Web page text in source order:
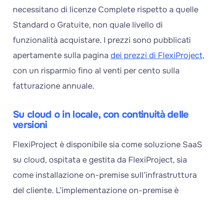
necessitano di licenze Complete rispetto a quelle
Standard o Gratuite, non quale livello di
funzionalità acquistare. I prezzi sono pubblicati
apertamente sulla pagina dei prezzi di FlexiProject,
con un risparmio fino al venti per cento sulla
fatturazione annuale.
Su cloud o in locale, con continuità delle
versioni
FlexiProject è disponibile sia come soluzione SaaS
su cloud, ospitata e gestita da FlexiProject, sia
come installazione on-premise sull’infrastruttura
del cliente. L’implementazione on-premise è